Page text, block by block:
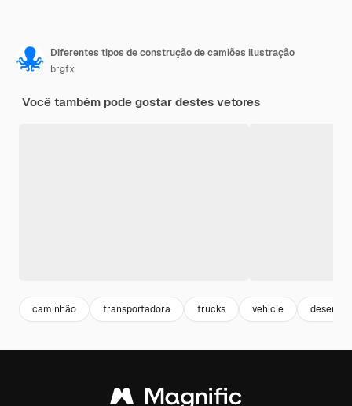
Diferentes tipos de construção de camiões ilustração
brgfx
Você também pode gostar destes vetores
caminhão transportadora trucks vehicle desenho